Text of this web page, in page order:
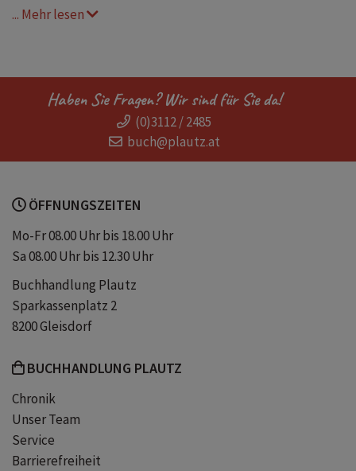
wochenplaner
gartenvögel wandkalender
zitate und sprüche
kalender vogel
geschenk vogelliebhaber
... Mehr lesen
Haben Sie Fragen? Wir sind für Sie da!
(0)3112 / 2485
buch@plautz.at
ÖFFNUNGSZEITEN
Mo-Fr 08.00 Uhr bis 18.00 Uhr
Sa 08.00 Uhr bis 12.30 Uhr
Buchhandlung Plautz
Sparkassenplatz 2
8200 Gleisdorf
BUCHHANDLUNG PLAUTZ
Chronik
Unser Team
Service
Barrierefreiheit